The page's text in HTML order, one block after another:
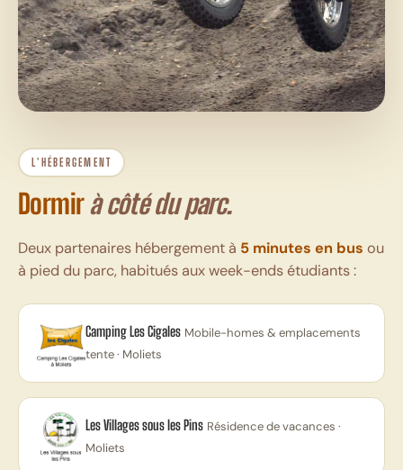
L'HÉBERGEMENT
Dormirà côté du parc.
Deux partenaires hébergement à 5 minutes en bus ou
à pied du parc, habitués aux week-ends étudiants :
Camping Les Cigales Mobile-homes & emplacements
tente · Moliets
Les Villages sous les Pins Résidence de vacances ·
Moliets